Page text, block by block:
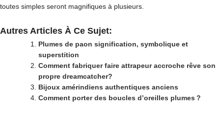
toutes simples seront magnifiques à plusieurs.
Autres Articles À Ce Sujet:
Plumes de paon signification, symbolique et
superstition
Comment fabriquer faire attrapeur accroche rêve son
propre dreamcatcher?
Bijoux amérindiens authentiques anciens
Comment porter des boucles d’oreilles plumes ?